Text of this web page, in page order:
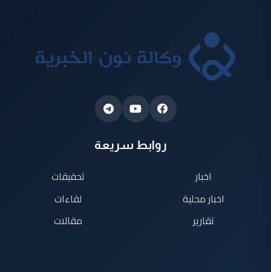
روابط سريعة
اخبار
اخبار محلية
تقارير
تحقيقات
لقاءات
مقالات